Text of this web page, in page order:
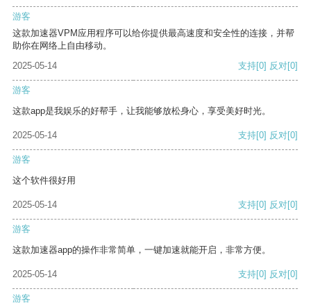
游客
这款加速器VPM应用程序可以给你提供最高速度和安全性的连接，并帮
助你在网络上自由移动。
2025-05-14
支持[0] 反对[0]
游客
这款app是我娱乐的好帮手，让我能够放松身心，享受美好时光。
2025-05-14 支持[0] 反对[0]
游客
这个软件很好用
2025-05-14 支持[0] 反对[0]
游客
这款加速器app的操作非常简单，一键加速就能开启，非常方便。
2025-05-14 支持[0] 反对[0]
游客